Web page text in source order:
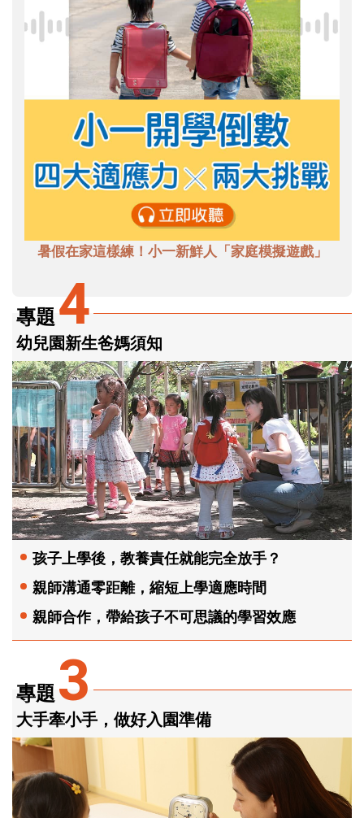
暑假在家這樣練！小一新鮮人「家庭模擬遊戲」
專題3
大手牽小手，做好入園準備
專題4
幼兒園新生爸媽須知
孩子上學後，教養責任就能完全放手？
親師溝通零距離，縮短上學適應時間
親師合作，帶給孩子不可思議的學習效應